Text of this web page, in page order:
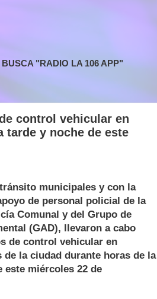
"RADIO LA 106 APP"
control vehicular en
tarde y noche de este
municipales y con la
de personal policial de la
Comunal y del Grupo de
(GAD), llevaron a cabo
de control vehicular en
de la ciudad durante horas de la
este miércoles 22 de